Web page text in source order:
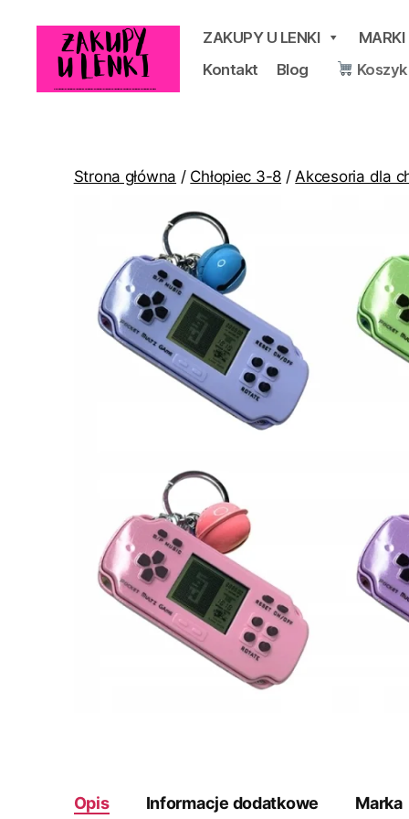
ZAKUPY U LENKI
MARKI
Kontakt
Blog Koszyk
Strona główna / Chłopiec 3-8 / Akcesoria dla
Opis Informacje dodatkowe Marka